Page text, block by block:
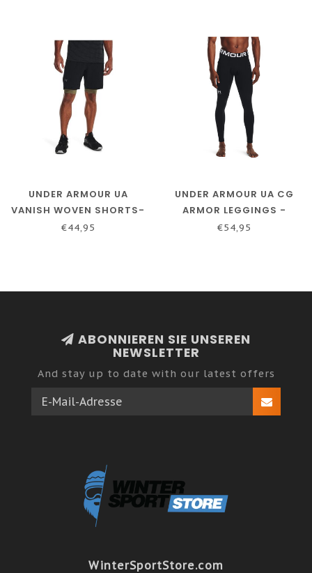
UNDER ARMOUR UA
VANISH WOVEN SHORTS-
SCHWARZ / / PECHGRAU
€44,95
UNDER ARMOUR UA CG
ARMOR LEGGINGS -
SCHWARZ / / WEISS
€54,95
ABONNIEREN SIE UNSEREN
NEWSLETTER
And stay up to date with our latest offers
WinterSportStore.com